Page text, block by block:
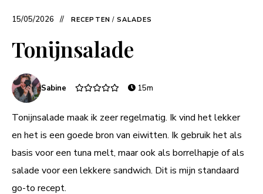
15/05/2026 RECEPTEN / SALADES
Tonijnsalade
Sabine 15m
Tonijnsalade maak ik zeer regelmatig. Ik vind het lekker
en het is een goede bron van eiwitten. Ik gebruik het als
basis voor een tuna melt, maar ook als borrelhapje of als
salade voor een lekkere sandwich. Dit is mijn standaard
go-to recept.